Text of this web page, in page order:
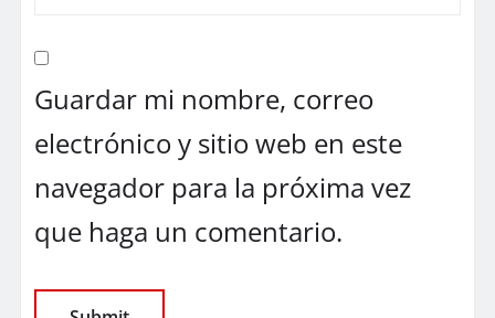
Guardar mi nombre, correo
electrónico y sitio web en este
navegador para la próxima vez
que haga un comentario.